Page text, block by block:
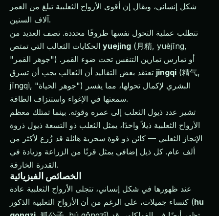
شكل إنساني، ويقال إن أقوى الأرواح الثعلبية تبلغ من العمر
آلاف السنين.
تتطلب عملية التحول نفسها ظروفًا محددة. تصف العديد من
yuejing (月精, yuèjīng,
"جوهر القمر") أو تمارس تمارين التنفس تحت ضوء القمر.
jingqi (精气,
jīngqì, "جوهر الحياة") البشري لإكمال تحولها، مما يفسر
سمعتها في الإغواء واستنزاف الطاقة.
تشير عدد ذيول الثعلب إلى عمره وقوته. بينما تمتلك معظم
الأرواح الثعلبية ذيلاً واحدًا، يمثل الثعلب ذو التسعة ذيول ذروة
الإنجاز الثعلبي — كائن ذو قوة سحرية هائلة قد زُرع لأكثر من
ألف عام. كل ذيل إضافي يمثل قرنًا من الزراعة وزيادة في
القدرة الخارقة.
الخصائص الفيزيائية
عند ظهورها في شكل إنساني، تتجلى الأرواح الثعلبية عادة
كنساء جميلات، على الرغم من أن الأرواح الثعلبية الذكور (hu